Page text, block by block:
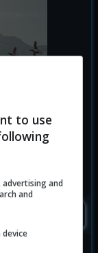
to use
and
and